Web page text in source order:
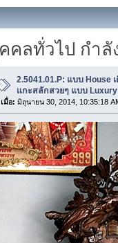
แบบ House เดิน
คลทั่วไป กำ
2.5041.01.P: แบบ House
แกะสลักสวยๆ แบบ
เมื่อ: มิถุนายน 30, 2014, 10:35:18